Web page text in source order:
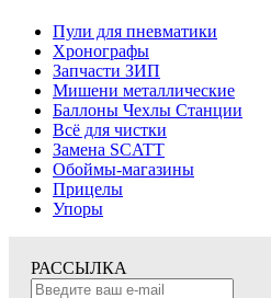
Пули для пневматики
Хронографы
Запчасти ЗИП
Мишени металлические
Баллоны Чехлы Станции
Всё для чистки
Замена SCATT
Обоймы-магазины
Прицелы
Упоры
РАССЫЛКА